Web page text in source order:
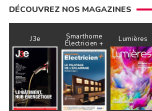
DÉCOUVREZ NOS MAGAZINES
J3e Smarthome
Électricien + Lumières